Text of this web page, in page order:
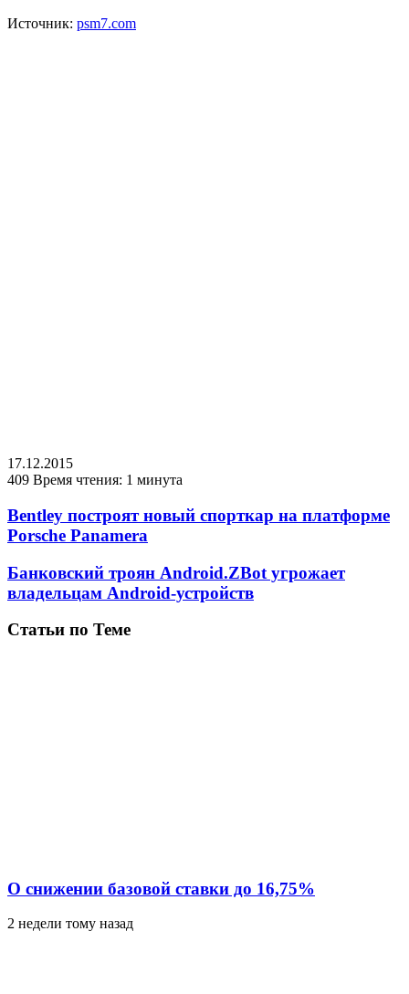
Источник: psm7.com
17.12.2015
409 Время чтения: 1 минута
Bentley построят новый спорткар на платформе
Porsche Panamera
Банковский троян Android.ZBot угрожает
владельцам Android-устройств
Статьи по Теме
О снижении базовой ставки до 16,75%
2 недели тому назад